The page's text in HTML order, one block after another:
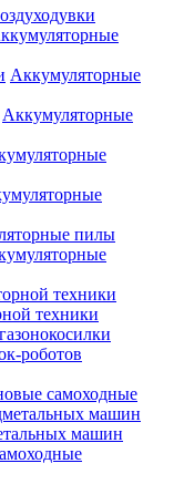
Аккумуляторные
Аккумуляторные
пилы
техники
роботов
самоходные
машин